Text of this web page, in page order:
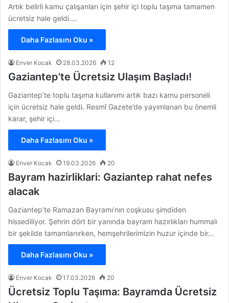
Artık belirli kamu çalışanları için şehir içi toplu taşıma tamamen
ücretsiz hale geldi.…
Daha Fazlasını Oku »
Enver Kocak 28.03.2026 12
Gaziantep’te Ücretsiz Ulaşım Başladı!
Gaziantep’te toplu taşıma kullanımı artık bazı kamu personeli
için ücretsiz hale geldi. Resmî Gazete’de yayımlanan bu önemli
karar, şehir içi…
Daha Fazlasını Oku »
Enver Kocak 19.03.2026 20
Bayram hazirliklari: Gaziantep rahat nefes
alacak
Gaziantep’te Ramazan Bayramı’nın coşkusu şimdiden
hissediliyor. Şehrin dört bir yanında bayram hazırlıkları hummalı
bir şekilde tamamlanırken, hemşehrilerimizin huzur içinde bir…
Daha Fazlasını Oku »
Enver Kocak 17.03.2026 20
Ücretsiz Toplu Taşıma: Bayramda Ücretsiz